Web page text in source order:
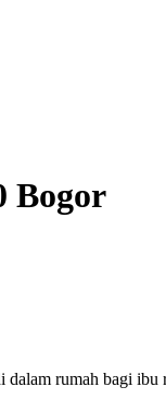
Bogor
rumah bagi